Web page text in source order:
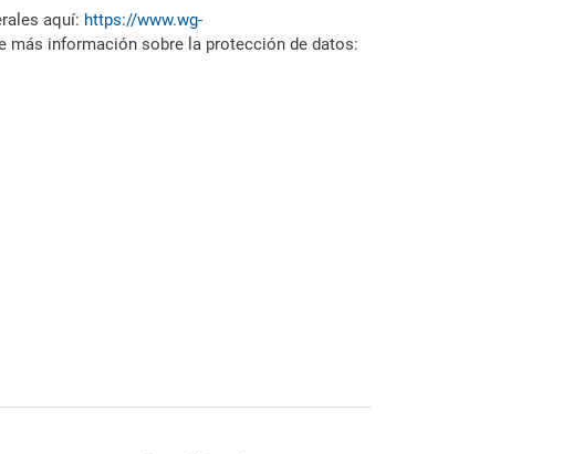
aquí: https://www.wg-
más información sobre la protección de datos: